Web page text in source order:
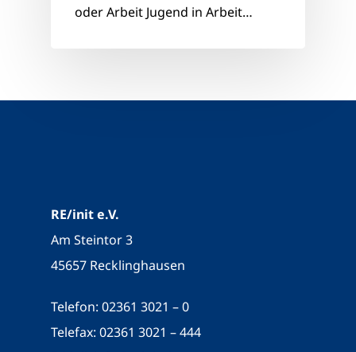
oder Arbeit Jugend in Arbeit…
RE/init e.V.
Am Steintor 3
45657 Recklinghausen
Telefon: 02361 3021 – 0
Telefax: 02361 3021 – 444